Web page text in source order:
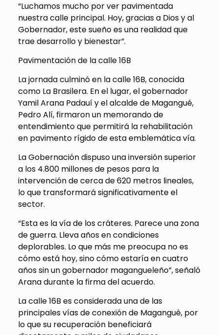
“Luchamos mucho por ver pavimentada
nuestra calle principal. Hoy, gracias a Dios y al
Gobernador, este sueño es una realidad que
trae desarrollo y bienestar”.
Pavimentación de la calle 16B
La jornada culminó en la calle 16B, conocida
como La Brasilera. En el lugar, el gobernador
Yamil Arana Padauí y el alcalde de Magangué,
Pedro Alí, firmaron un memorando de
entendimiento que permitirá la rehabilitación
en pavimento rígido de esta emblemática vía.
La Gobernación dispuso una inversión superior
a los 4.800 millones de pesos para la
intervención de cerca de 620 metros lineales,
lo que transformará significativamente el
sector.
“Esta es la vía de los cráteres. Parece una zona
de guerra. Lleva años en condiciones
deplorables. Lo que más me preocupa no es
cómo está hoy, sino cómo estaría en cuatro
años sin un gobernador magangueleño”, señaló
Arana durante la firma del acuerdo.
La calle 16B es considerada una de las
principales vías de conexión de Magangué, por
lo que su recuperación beneficiará